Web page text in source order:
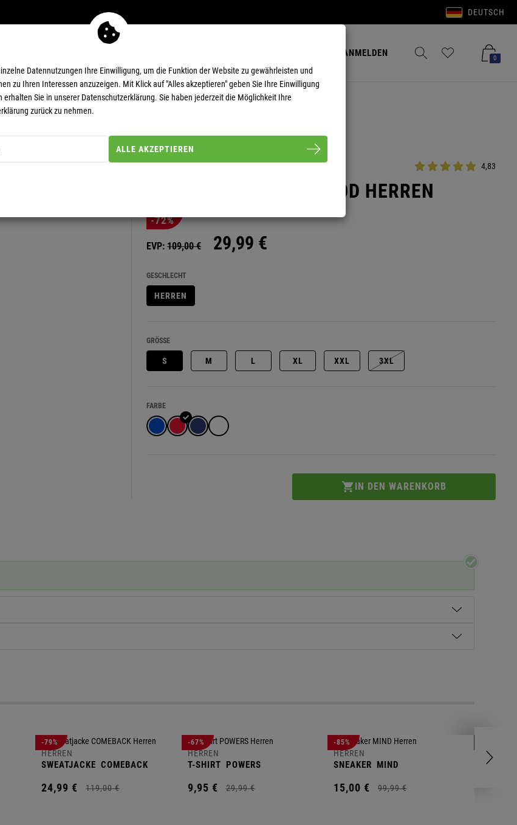
DEUTSCH
AnmeldenANMELDEN Merkzettel aufklappenWarenkorb
0
Artikel-Nummer: 20000003 4,83
FLEECEJACKE KINGHOOD HERREN
-72%
EVP: 109,00 € 29,99 €
GESCHLECHT
HERREN
GRÖSSE
S M L XL XXL 3XL
FARBE
-79%
HERREN
SWEATJACKE COMEBACK
24,99 € 119,00 €
-67%
HERREN
T-SHIRT POWERS
9,95 € 29,99 €
-85%
HERREN
SNEAKER MIND
15,00 € 99,99 €
Datennutzungen Ihre Einwilligung, um die Funktion der Website zu gewährleisten und
zu Ihren Interessen anzuzeigen. Mit Klick auf "Alles akzeptieren" geben Sie Ihre Einwilligung
Sie in unserer Datenschutzerklärung. Sie haben jederzeit die Möglichkeit Ihre
zurück zu nehmen.
ALLE AKZEPTIEREN